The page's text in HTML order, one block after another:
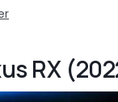
RX